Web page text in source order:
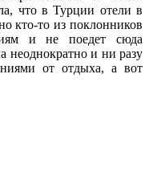
что в Турции отели в
кто-то из поклонников
и не поедет сюда
неоднократно и ни разу
от отдыха, а вот